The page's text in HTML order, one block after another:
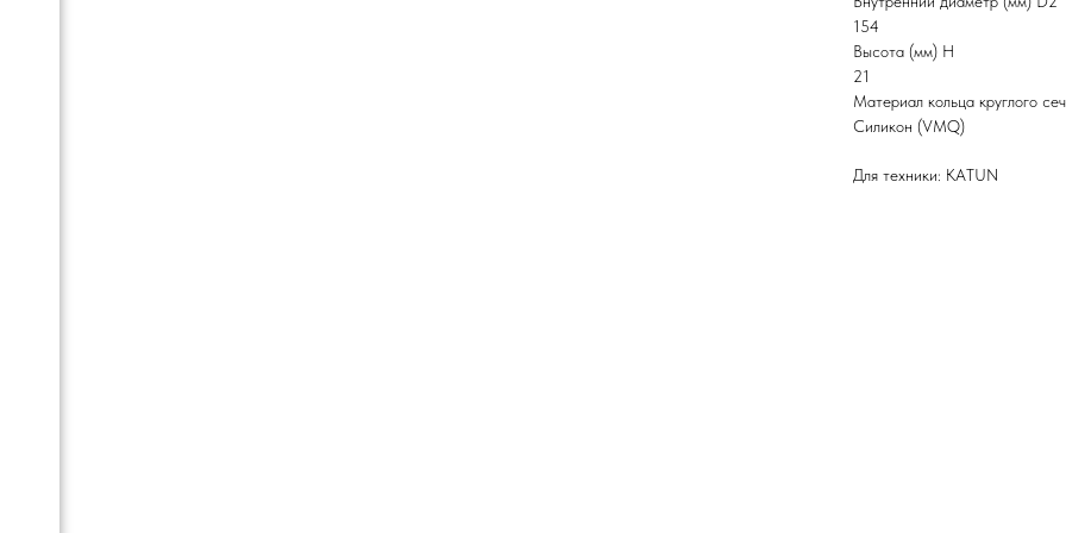
154
Высота (мм) H
21
Материал кольца круглого
Силикон (VMQ)
Для техники: KATUN